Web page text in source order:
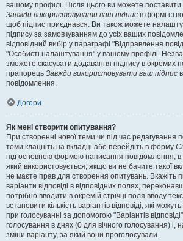
вашому профілі. Після цього ви можете поставити
Завжди використовувати ваш підпис в формі
щоб підпис приєднався. Ви також можете
підпису за замовчуванням до усіх ваших
відповідний вибір у параграфі "Відправлення
"Особисті налаштування" у вашому профілі.
зможете скасувати додавання підпису в окремих
прапорець Завжди використовувати ваш підпис
повідомлення.
Догори
Як мені створити опитування?
При створенні нової теми чи під час редагування
теми клацніть на вкладці або перейдіть в форму
під основною формою написання повідомлення, в
який використовується; якщо ви не бачите такої
не маєте прав для створення опитувань. Вкажіть
варіанти відповіді в відповідних полях,
потрібно вводити в окремій стрічці поля вводу
встановити кількість варіантів відповіді, які
при голосуванні за допомогою "Варіантів
голосування в днях (0 для вічного голосування) і,
зміни варіанту, за який вони проголосували.